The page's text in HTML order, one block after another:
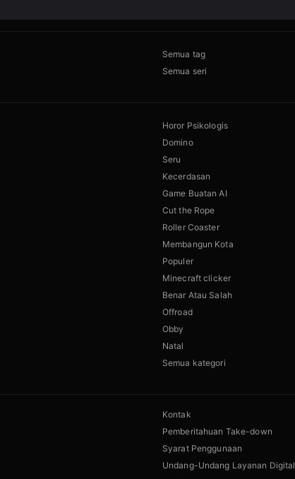
Semua tag
Semua seri
Horor Psikologis
Domino
Seru
Kecerdasan
Game Buatan AI
Cut the Rope
Roller Coaster
Membangun Kota
Populer
Minecraft clicker
Benar Atau Salah
Offroad
Obby
Natal
Semua kategori
Kontak
Pemberitahuan Take-down
Syarat Penggunaan
Undang-Undang Layanan Digital